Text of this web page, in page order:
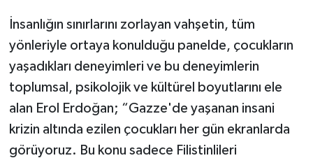
İnsanlığın sınırlarını zorlayan vahşetin, tüm
yönleriyle ortaya konulduğu panelde, çocukların
yaşadıkları deneyimleri ve bu deneyimlerin
toplumsal, psikolojik ve kültürel boyutlarını ele
alan Erol Erdoğan; “Gazze'de yaşanan insani
krizin altında ezilen çocukları her gün ekranlarda
görüyoruz. Bu konu sadece Filistinlileri